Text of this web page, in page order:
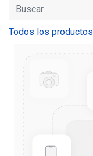
Todos los productos